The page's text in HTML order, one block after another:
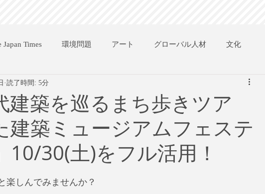
Japan Times 環境問題 アート グローバル人材 文化
地域振興 社会政策
ジネス リスク ブランド 新型コロナウイルス
Global News ソーシャル・メディア 資格試験
建築を巡るまち歩きツア
建築ミュージアムフェステ
10/30(土)をフル活用！
読了時間: 5分
楽しんでみませんか？